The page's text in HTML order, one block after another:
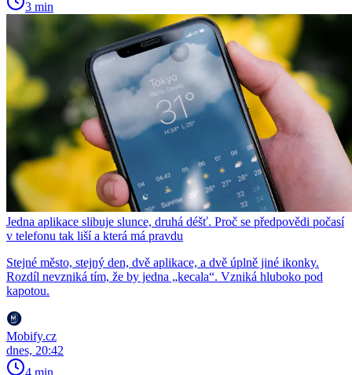
3 min
Jedna aplikace slibuje slunce, druhá déšť. Proč se předpovědi počasí
v telefonu tak liší a která má pravdu
Stejné město, stejný den, dvě aplikace, a dvě úplně jiné ikonky.
Rozdíl nevzniká tím, že by jedna „kecala“. Vzniká hluboko pod
kapotou.
Mobify.cz
dnes, 20:42
4 min